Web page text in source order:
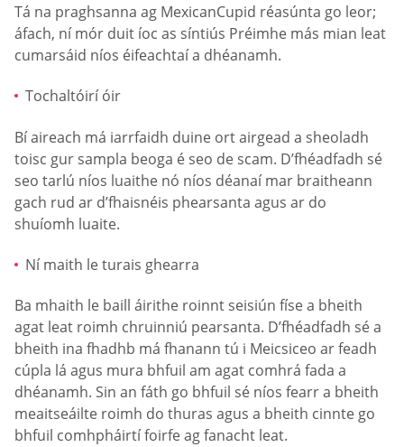
Tá na praghsanna ag MexicanCupid réasúnta go leor;
áfach, ní mór duit íoc as síntiús Préimhe más mian leat
cumarsáid níos éifeachtaí a dhéanamh.
Tochaltóirí óir
Bí aireach má iarrfaidh duine ort airgead a sheoladh
toisc gur sampla beoga é seo de scam. D’fhéadfadh sé
seo tarlú níos luaithe nó níos déanaí mar braitheann
gach rud ar d’fhaisnéis phearsanta agus ar do
shuíomh luaite.
Ní maith le turais ghearra
Ba mhaith le baill áirithe roinnt seisiún físe a bheith
agat leat roimh chruinniú pearsanta. D’fhéadfadh sé a
bheith ina fhadhb má fhanann tú i Meicsiceo ar feadh
cúpla lá agus mura bhfuil am agat comhrá fada a
dhéanamh. Sin an fáth go bhfuil sé níos fearr a bheith
meaitseáilte roimh do thuras agus a bheith cinnte go
bhfuil comhpháirtí foirfe ag fanacht leat.